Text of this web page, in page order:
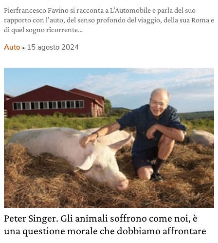
Pierfrancesco Favino si racconta a L’Automobile e parla del suo
rapporto con l’auto, del senso profondo del viaggio, della sua Roma e
di quel sogno ricorrente…
Auto 15 agosto 2024
Peter Singer. Gli animali soffrono come noi, è
una questione morale che dobbiamo affrontare